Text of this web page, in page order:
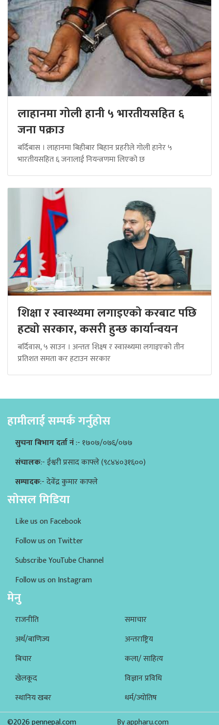
लाहानमा गोली हानी ५ भारतीयसहित ६
जना पक्राउ
बर्दिबास । लाहानमा बिहीबार बिहान प्रहरीले गोली हानेर ५
भारतीयसहित ६ जनालाई नियन्त्रणमा लिएको छ
शिक्षा र स्वास्थ्यमा लगाइएको करबाट पछि
हट्यो सरकार, कसरी हुन्छ कार्यान्वयन
बर्दिवास, ५ साउन । अन्ततः शिक्ष्ष र स्वास्थ्यमा लगाइएको तीन
प्रतिशत समता कर हटाउन सरकार
हामीलाई सम्पर्क गर्नुहोस
सुचना बिभाग दर्ता नं:- १७०७/०७६/०७७
संचालक:- ईश्वरी प्रसाद काफ्ले (९८४४०३१६००)
सम्पादक:- देवेंद्र कुमार काफ्ले
सोसल मिडिया
Like us on Facebook
Follow us on Twitter
Subscribe YouTube Channel
Follow us on Instagram
मेनु
राजनीति
अर्थ/बाणिज्य
बिचार
खेलकूद
स्थानिय खबर
समाचार
अन्तराष्ट्रिय
कला/ साहित्य
विज्ञान प्रविधि
धर्म/ज्योतिष
©2026 pennepal.com
By appharu.com